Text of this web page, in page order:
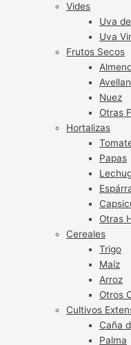
Vides
Uva
Uva
Frutos Secos
Nuez
Otras
Hortalizas
Papas
Otras
Cereales
Trigo
Maíz
Arroz
Otros
Cultivos
Caña
Palma